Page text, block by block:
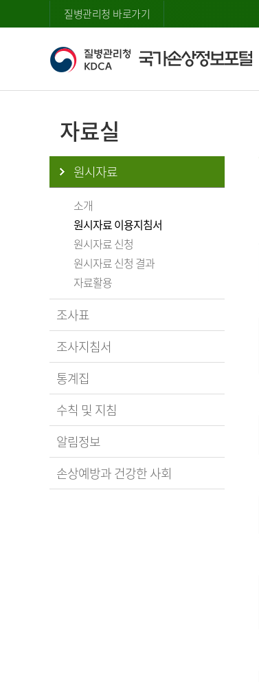
질병관리청 바로가기
자료실
원시자료
소개
원시자료 이용지침서
원시자료 신청
원시자료 신청 결과
자료활용
조사표
조사지침서
통계집
수칙 및 지침
알림정보
손상예방과 건강한 사회